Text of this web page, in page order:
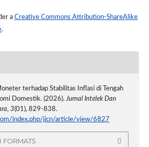
a Creative Commons Attribution-ShareAlike
.
terhadap Stabilitas Inflasi di Tengah
Domestik. (2026).Jurnal Intelek Dan
, 3(01), 829-838.
index.php/jicn/article/view/6827
FORMATS